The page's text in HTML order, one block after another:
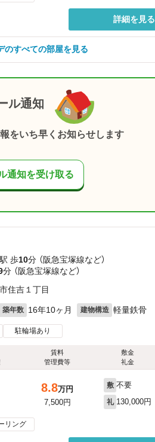
詳細を見る
のすべての部屋を見る
ル通知
をいち早くお知らせします
通知を受け取る
歩10分 （阪急宝塚線など）
分 （阪急宝塚線など）
住吉１丁目
築年数 16年10ヶ月 建物構造 軽量鉄骨
駐輪場あり
賃料
管理費等
敷金
礼金
8.8万円
7,500円
敷 不要
礼 130,000円
リング